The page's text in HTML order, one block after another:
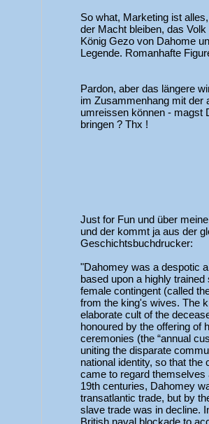
So what, Marketing ist
der Macht bleiben, das
König Gezo von Dahome
Legende. Romanhafte
Pardon, aber das längere
im Zusammenhang mit der
umreissen können - magst
bringen ? Thx !
Just for Fun und über
und der kommt ja aus der
Geschichtsbuchdrucker:
"Dahomey was a despotic
based upon a highly
female contingent (called
from the king's wives. The
elaborate cult of the
honoured by the offering of
ceremonies (the “annual
uniting the disparate
national identity, so that
came to regard themselves
19th centuries, Dahomey
transatlantic trade, but by
slave trade was in decline.
British naval blockade to